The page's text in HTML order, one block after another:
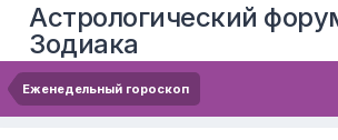
Астрологический
Зодиака
Еженедельный гороскоп